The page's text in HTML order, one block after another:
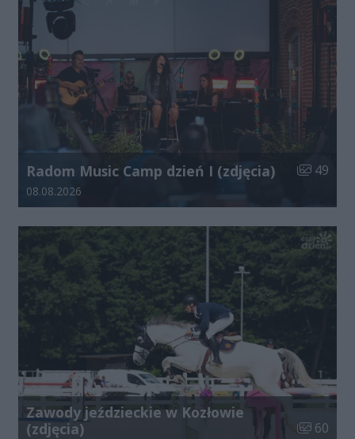
Radom Music Camp dzień I (zdjęcia) Liczba
49
Data dodania galerii:
08.08.2026
Zawody jeździeckie w Kozłowie
(zdjęcia)
Liczba
60